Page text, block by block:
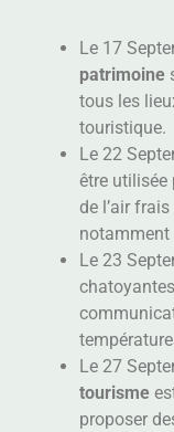
Le 17
patrimoine
tous les
touristique.
Le 22
être utilisée
de l’air
notamment
Le 23
Le 27
tourisme
proposer